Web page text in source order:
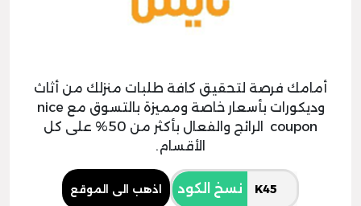
أمامك فرصة لتحقيق كافة طلبات منزلك من أثاث
وديكورات بأسعار خاصة ومميزة بالتسوق مع nice
coupon الرائج والفعال بأكثر من 50% على كل
الأقسام.
نسخ الكود اذهب الى الموقع